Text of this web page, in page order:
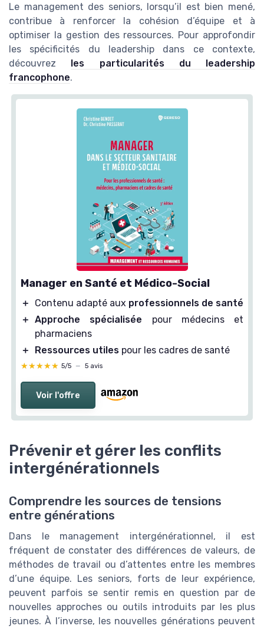
Le management des seniors, lorsqu’il est bien mené,
contribue à renforcer la cohésion d’équipe et à
optimiser la gestion des ressources. Pour approfondir
les spécificités du leadership dans ce contexte,
découvrez les particularités du leadership
francophone.
Manager en Santé et Médico-Social
＋ Contenu adapté aux professionnels de santé
＋ Approche spécialisée pour médecins et
pharmaciens
＋
Ressources utiles pour les cadres de santé
★★★★★
★★★★★ 5/5 — 5 avis
Voir l'offre
Prévenir et gérer les conflits
intergénérationnels
Comprendre les sources de tensions
entre générations
Dans le management intergénérationnel, il est
fréquent de constater des différences de valeurs, de
méthodes de travail ou d’attentes entre les membres
d’une équipe. Les seniors, forts de leur expérience,
peuvent parfois se sentir remis en question par de
nouvelles approches ou outils introduits par les plus
jeunes. À l’inverse, les nouvelles générations peuvent